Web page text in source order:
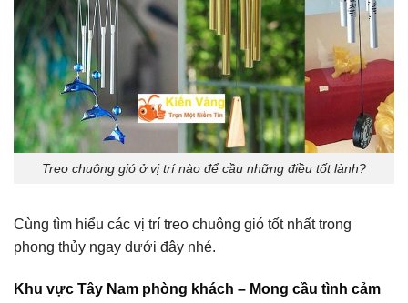
Treo chuông gió ở vị trí nào để cầu những điều tốt lành?
Cùng tìm hiểu các vị trí treo chuông gió tốt nhất trong
phong thủy ngay dưới đây nhé.
Khu vực Tây Nam phòng khách – Mong cầu tình cảm